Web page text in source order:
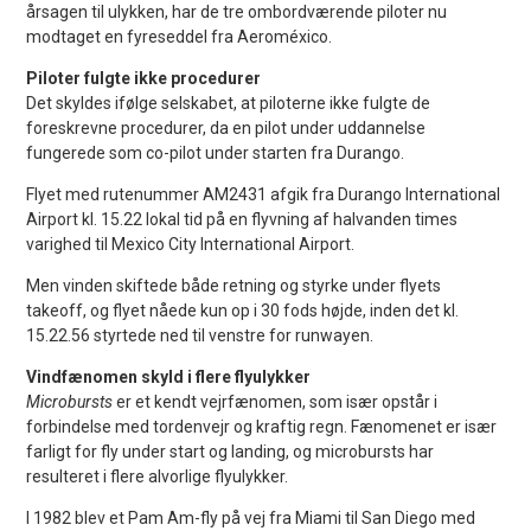
årsagen til ulykken, har de tre ombordværende piloter nu
modtaget en fyreseddel fra Aeroméxico.
Piloter fulgte ikke procedurer
Det skyldes ifølge selskabet, at piloterne ikke fulgte de
foreskrevne procedurer, da en pilot under uddannelse
fungerede som co-pilot under starten fra Durango.
Flyet med rutenummer AM2431 afgik fra Durango International
Airport kl. 15.22 lokal tid på en flyvning af halvanden times
varighed til Mexico City International Airport.
Men vinden skiftede både retning og styrke under flyets
takeoff, og flyet nåede kun op i 30 fods højde, inden det kl.
15.22.56 styrtede ned til venstre for runwayen.
Vindfænomen skyld i flere flyulykker
Microburstser et kendt vejrfænomen, som især opstår i
forbindelse med tordenvejr og kraftig regn. Fænomenet er især
farligt for fly under start og landing, og microbursts har
resulteret i flere alvorlige flyulykker.
I 1982 blev et Pam Am-fly på vej fra Miami til San Diego med